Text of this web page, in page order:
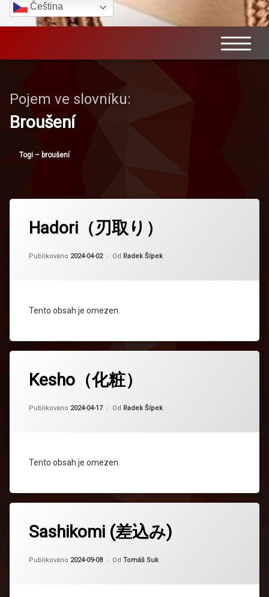
Čeština‎
Pojem ve slovníku:
Broušení
Togi – broušení
Hadori（刃取り）
Publikováno 2024-04-02
Aktualizováno
Od Radek Šípek
Tento obsah je omezen.
Kesho（化粧）
Publikováno 2024-04-17
Aktualizováno
Od Radek Šípek
Tento obsah je omezen.
Sashikomi (差込み)
Publikováno 2024-09-08 Od Tomáš Suk